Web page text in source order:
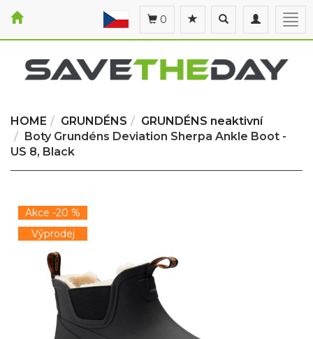
Toggle
navigation
Toggle
search
0
HOME GRUNDÉNS
GRUNDÉNS neaktivní
Boty Grundéns Deviation Sherpa Ankle Boot -
US 8, Black
Akce -20 %
Výprodej